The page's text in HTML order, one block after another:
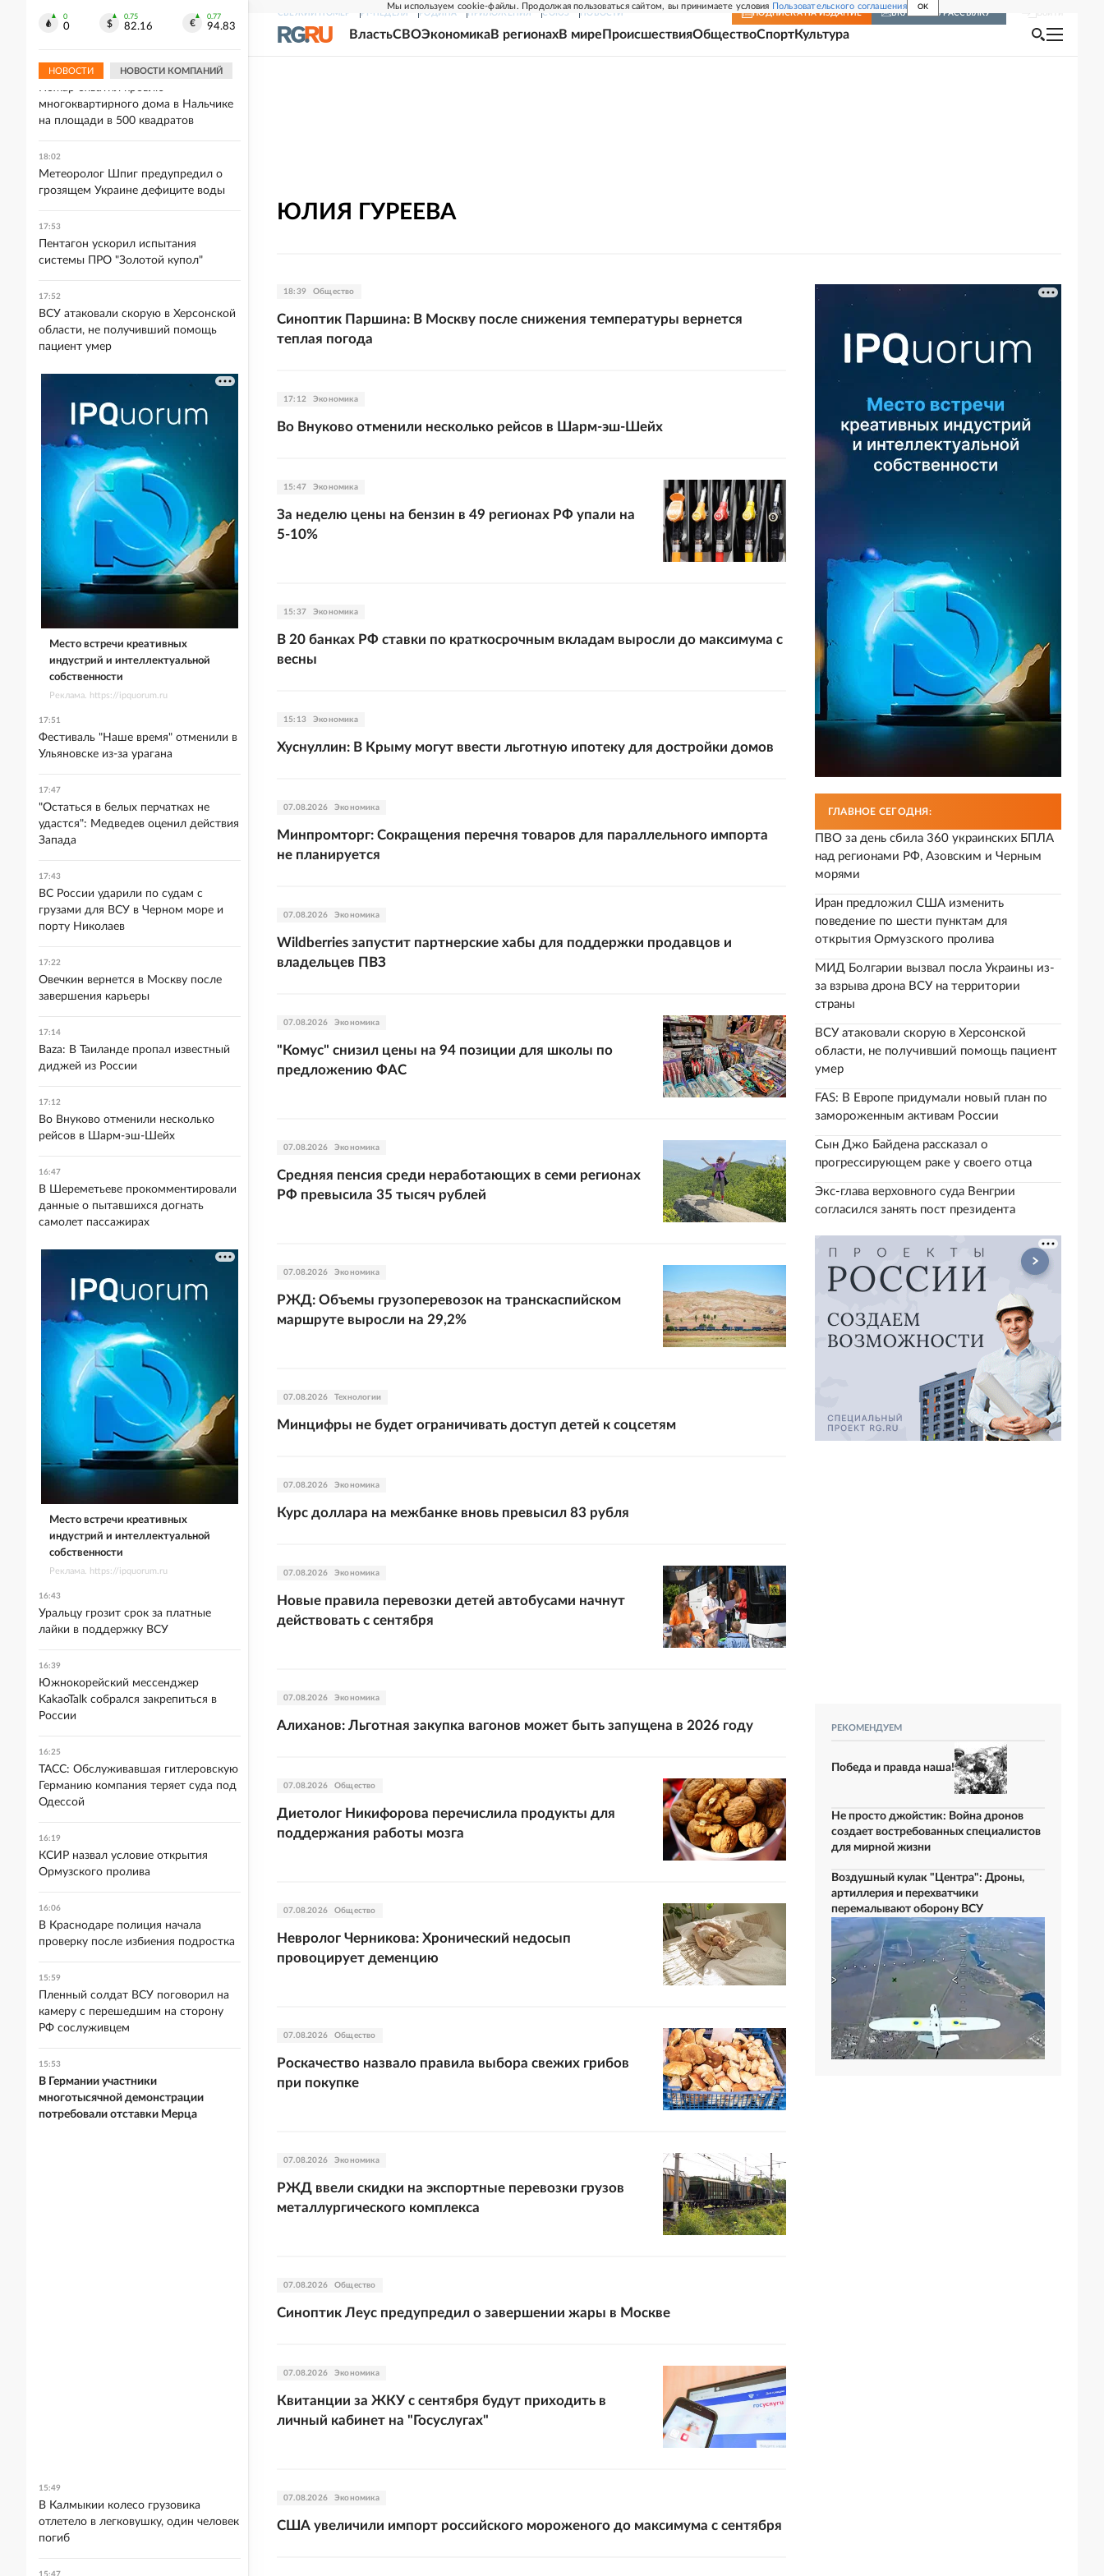
Мы используем cookie-файлы. Продолжая пользоваться сайтом, вы принимаете условия Пользовательского соглашения OK
СВЕЖИЙ НОМЕР РГ-НЕДЕЛЯ РОДИНА ПРИЛОЖЕНИЯ СОЮЗ НОВОСТИ ПОДПИСКА НА ИЗДАНИЕ ВКЛЮЧИТЬ РАССЫЛКУ
ВластьСВОЭкономикаВ регионахВ мире ПроисшествияОбществоСпортКультура
ЮЛИЯ ГУРЕЕВА
18:39 Общество
Синоптик Паршина: В Москву после снижения температуры вернется
теплая погода
17:12 Экономика
Во Внуково отменили несколько рейсов в Шарм-эш-Шейх
15:47 Экономика
За неделю цены на бензин в 49 регионах РФ упали на
5-10%
15:37 Экономика
В 20 банках РФ ставки по краткосрочным вкладам выросли до максимума с
весны
15:13 Экономика
Хуснуллин: В Крыму могут ввести льготную ипотеку для достройки домов
07.08.2026 Экономика
Минпромторг: Сокращения перечня товаров для параллельного импорта
не планируется
07.08.2026 Экономика
Wildberries запустит партнерские хабы для поддержки продавцов и
владельцев ПВЗ
07.08.2026 Экономика
"Комус" снизил цены на 94 позиции для школы по
предложению ФАС
07.08.2026 Экономика
Средняя пенсия среди неработающих в семи регионах
РФ превысила 35 тысяч рублей
07.08.2026 Экономика
РЖД: Объемы грузоперевозок на транскаспийском
маршруте выросли на 29,2%
07.08.2026 Технологии
Минцифры не будет ограничивать доступ детей к соцсетям
07.08.2026 Экономика
Курс доллара на межбанке вновь превысил 83 рубля
07.08.2026 Экономика
Новые правила перевозки детей автобусами начнут
действовать с сентября
07.08.2026 Экономика
Алиханов: Льготная закупка вагонов может быть запущена в 2026 году
07.08.2026 Общество
Диетолог Никифорова перечислила продукты для
поддержания работы мозга
07.08.2026 Общество
Невролог Черникова: Хронический недосып
провоцирует деменцию
07.08.2026 Общество
Роскачество назвало правила выбора свежих грибов
при покупке
07.08.2026 Экономика
РЖД ввели скидки на экспортные перевозки грузов
металлургического комплекса
07.08.2026 Общество
Синоптик Леус предупредил о завершении жары в Москве
07.08.2026 Экономика
Квитанции за ЖКУ с сентября будут приходить в
личный кабинет на "Госуслугах"
07.08.2026 Экономика
США увеличили импорт российского мороженого до максимума с сентября
ГЛАВНОЕ СЕГОДНЯ:
ПВО за день сбила 360 украинских БПЛА
над регионами РФ, Азовским и Черным
морями
Иран предложил США изменить
поведение по шести пунктам для
открытия Ормузского пролива
МИД Болгарии вызвал посла Украины из-
за взрыва дрона ВСУ на территории
страны
ВСУ атаковали скорую в Херсонской
области, не получивший помощь пациент
умер
FAS: В Европе придумали новый план по
замороженным активам России
Сын Джо Байдена рассказал о
прогрессирующем раке у своего отца
Экс-глава верховного суда Венгрии
согласился занять пост президента
РЕКОМЕНДУЕМ
Победа и правда наша!
Не просто джойстик: Война дронов
создает востребованных специалистов
для мирной жизни
Воздушный кулак "Центра": Дроны,
артиллерия и перехватчики
перемалывают оборону ВСУ
0
0
0.75
82.16
0.77
94.83
НОВОСТИ НОВОСТИ КОМПАНИЙ
Дрон атаковал крупнейший НПЗ в
18:03
Пожар охватил кровлю
многоквартирного дома в Нальчике
на площади в 500 квадратов
18:02
Метеоролог Шпиг предупредил о
грозящем Украине дефиците воды
17:53
Пентагон ускорил испытания
системы ПРО "Золотой купол"
17:52
ВСУ атаковали скорую в Херсонской
области, не получивший помощь
пациент умер
Место встречи креативных
индустрий и интеллектуальной
собственности
Реклама. https://ipquorum.ru
17:51
Фестиваль "Наше время" отменили в
Ульяновске из-за урагана
17:47
"Остаться в белых перчатках не
удастся": Медведев оценил действия
Запада
17:43
ВС России ударили по судам с
грузами для ВСУ в Черном море и
порту Николаев
17:22
Овечкин вернется в Москву после
завершения карьеры
17:14
Baza: В Таиланде пропал известный
диджей из России
17:12
Во Внуково отменили несколько
рейсов в Шарм-эш-Шейх
16:47
В Шереметьеве прокомментировали
данные о пытавшихся догнать
самолет пассажирах
Место встречи креативных
индустрий и интеллектуальной
собственности
Реклама. https://ipquorum.ru
16:43
Уральцу грозит срок за платные
лайки в поддержку ВСУ
16:39
Южнокорейский мессенджер
KakaoTalk собрался закрепиться в
России
16:25
ТАСС: Обслуживавшая гитлеровскую
Германию компания теряет суда под
Одессой
16:19
КСИР назвал условие открытия
Ормузского пролива
16:06
В Краснодаре полиция начала
проверку после избиения подростка
15:59
Пленный солдат ВСУ поговорил на
камеру с перешедшим на сторону
РФ сослуживцем
15:53
В Германии участники
многотысячной демонстрации
потребовали отставки Мерца
15:49
В Калмыкии колесо грузовика
отлетело в легковушку, один человек
погиб
15:47